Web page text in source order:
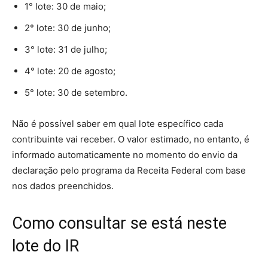
1° lote: 30 de maio;
2° lote: 30 de junho;
3° lote: 31 de julho;
4° lote: 20 de agosto;
5° lote: 30 de setembro.
Não é possível saber em qual lote específico cada
contribuinte vai receber. O valor estimado, no entanto, é
informado automaticamente no momento do envio da
declaração pelo programa da Receita Federal com base
nos dados preenchidos.
Como consultar se está neste
lote do IR